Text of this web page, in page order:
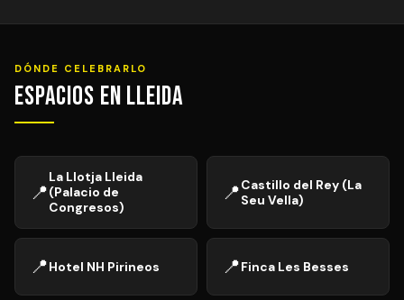
DÓNDE CELEBRARLO
Espacios en Lleida
📍
La Llotja Lleida
(Palacio de
Congresos)
📍Castillo del Rey (La
Seu Vella)
📍Hotel NH Pirineos 📍Finca Les Besses